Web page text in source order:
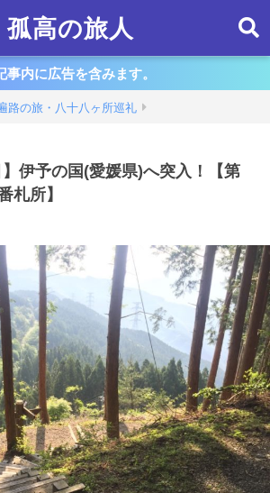
孤高の旅人
事内に広告を含みます。
路の旅・八十八ヶ所巡礼
】伊予の国(愛媛県)へ突入！【第
札所】